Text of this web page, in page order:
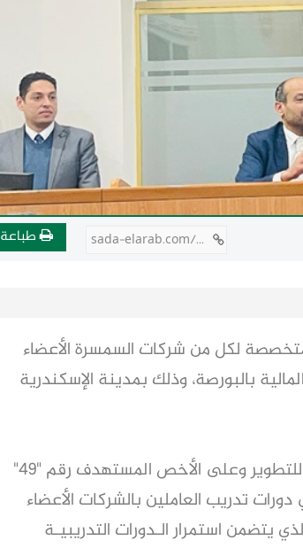
طباعة sada-elarab.com/753078
لكل من شركات السمسرة الأعضاء
بالبورصة، وذلك بمدينة الإسكندرية
يأتي ذلك في إطار استراتيجية البورصة المصرية للتطوير وعلى الأخص المستهدف رقم "49"
تدريب العاملين بالشركات الأعضاء
المصريـة، وأيضا المستهدف رقم "21" والذي يتضمن استمرار الـدورات التدريبيـة